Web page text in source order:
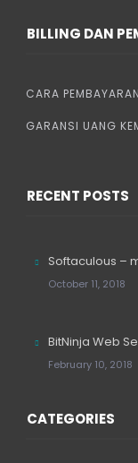
BILLING DAN
CARA PEMBAYARAN
GARANSI UANG
RECENT POSTS
Softaculous –
October 11, 2018
BitNinja Web
February 10, 2018
CATEGORIES